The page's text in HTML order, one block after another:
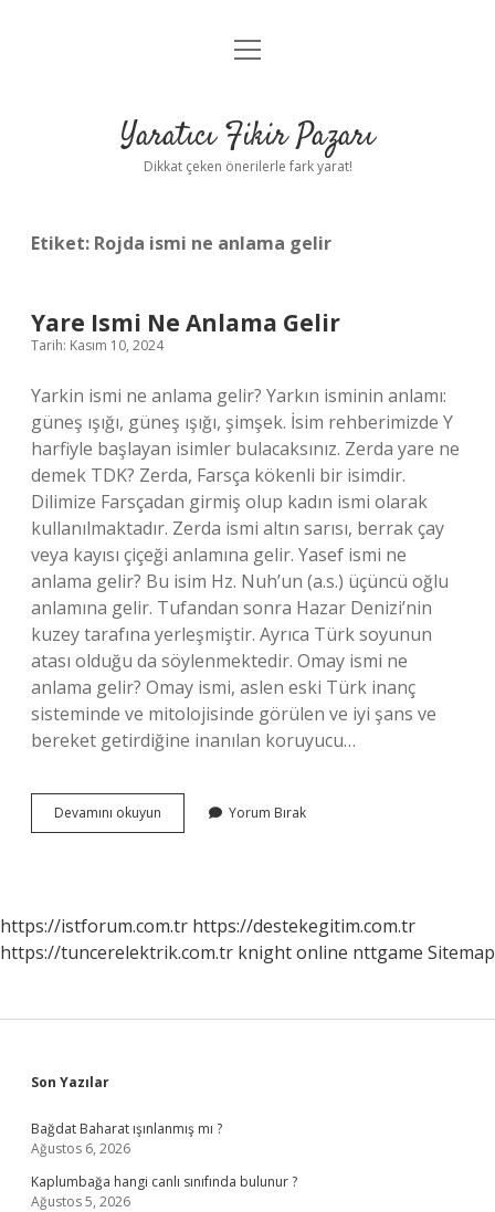
Anasayfa
Yasal Uyarı
menüyü
Yaratıcı Fikir Pazarı
Dikkat çeken önerilerle fark yarat!
Etiket: Rojda ismi ne anlama gelir
Yare Ismi Ne Anlama Gelir
Tarih: Kasım 10, 2024
Yarkin ismi ne anlama gelir? Yarkın isminin anlamı:
güneş ışığı, güneş ışığı, şimşek. İsim rehberimizde Y
harfiyle başlayan isimler bulacaksınız. Zerda yare ne
demek TDK? Zerda, Farsça kökenli bir isimdir.
Dilimize Farsçadan girmiş olup kadın ismi olarak
kullanılmaktadır. Zerda ismi altın sarısı, berrak çay
veya kayısı çiçeği anlamına gelir. Yasef ismi ne
anlama gelir? Bu isim Hz. Nuh’un (a.s.) üçüncü oğlu
anlamına gelir. Tufandan sonra Hazar Denizi’nin
kuzey tarafına yerleşmiştir. Ayrıca Türk soyunun
atası olduğu da söylenmektedir. Omay ismi ne
anlama gelir? Omay ismi, aslen eski Türk inanç
sisteminde ve mitolojisinde görülen ve iyi şans ve
bereket getirdiğine inanılan koruyucu…
Devamını okuyun
Ismi
Yorum Bırak
https://istforum.com.tr https://destekegitim.com.tr
https://tuncerelektrik.com.tr knight online nttgame Sitemap
Sidebar
Son Yazılar
Bağdat Baharat ışınlanmış mı ?
Ağustos 6, 2026
Kaplumbağa hangi canlı sınıfında bulunur ?
Ağustos 5, 2026